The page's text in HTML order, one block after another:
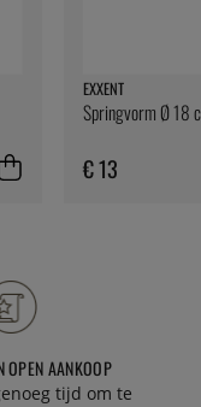
EXXENT
Springvorm Ø 18
€ 13
OPEN AANKOOP
tijd om te